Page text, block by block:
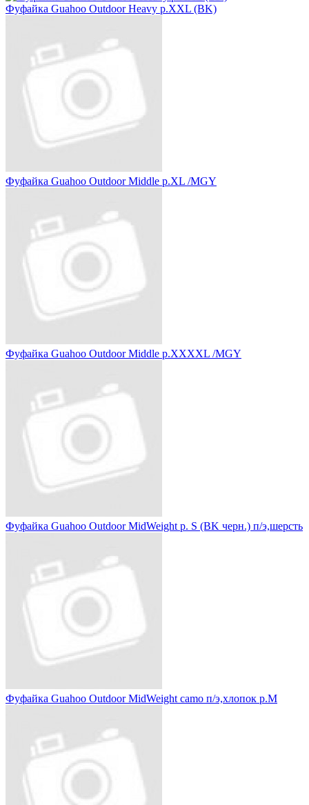
Фуфайка Guahoo Outdoor Heavy р.XXL (BK)
Фуфайка Guahoo Outdoor Middle р.XL /MGY
Фуфайка Guahoo Outdoor Middle р.XXXXL /MGY
Фуфайка Guahoo Outdoor MidWeight р. S (BK черн.) п/э,шерсть
Фуфайка Guahoo Outdoor MidWeight camo п/э,хлопок р.M